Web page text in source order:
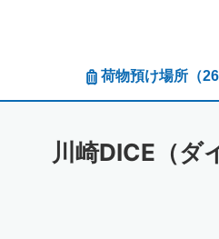
荷物預け場所 （26
川崎DICE（ダ